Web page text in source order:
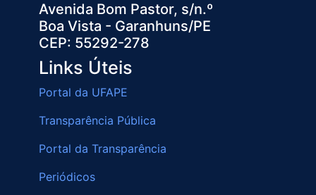
Avenida Bom Pastor, s/n.º
Boa Vista - Garanhuns/PE
CEP: 55292-278
Links Úteis
Portal da UFAPE
Transparência Pública
Portal da Transparência
Periódicos